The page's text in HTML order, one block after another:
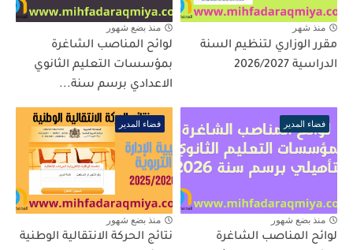
منذ شهر
مقرر الوزاري لتنظيم السنة
الدراسية 2026/2027
منذ بضع شهور
لوائح المناصب الشاغرة
بمؤسسات التعليم الثانوي
الاعدادي برسم سنة...
فضاء المدير
منذ بضع شهور
لوائح المناصب الشاغرة
فضاء المدير
منذ بضع شهور
نتائج الحركة الانتقالية الوطنية